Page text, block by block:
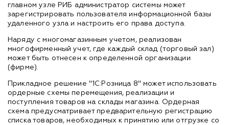
главном узле РИБ администратор системы может
зарегистрировать пользователя информационной базы
удаленного узла и настроить его права доступа.
Наряду с многомагазинным учетом, реализован
многофирменный учет, где каждый склад (торговый зал)
может быть отнесен к определенной организации
(фирме).
Прикладное решение "1С:Розница 8" может использовать
ордерные схемы перемещения, реализации и
поступления товаров на склады магазина. Ордерная
схема предусматривает предварительную регистрацию
списка товаров, необходимых к принятию или отгрузке со